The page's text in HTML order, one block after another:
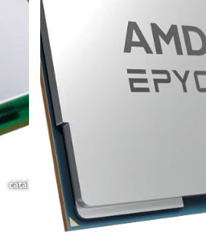
Гарантия 12 мес.